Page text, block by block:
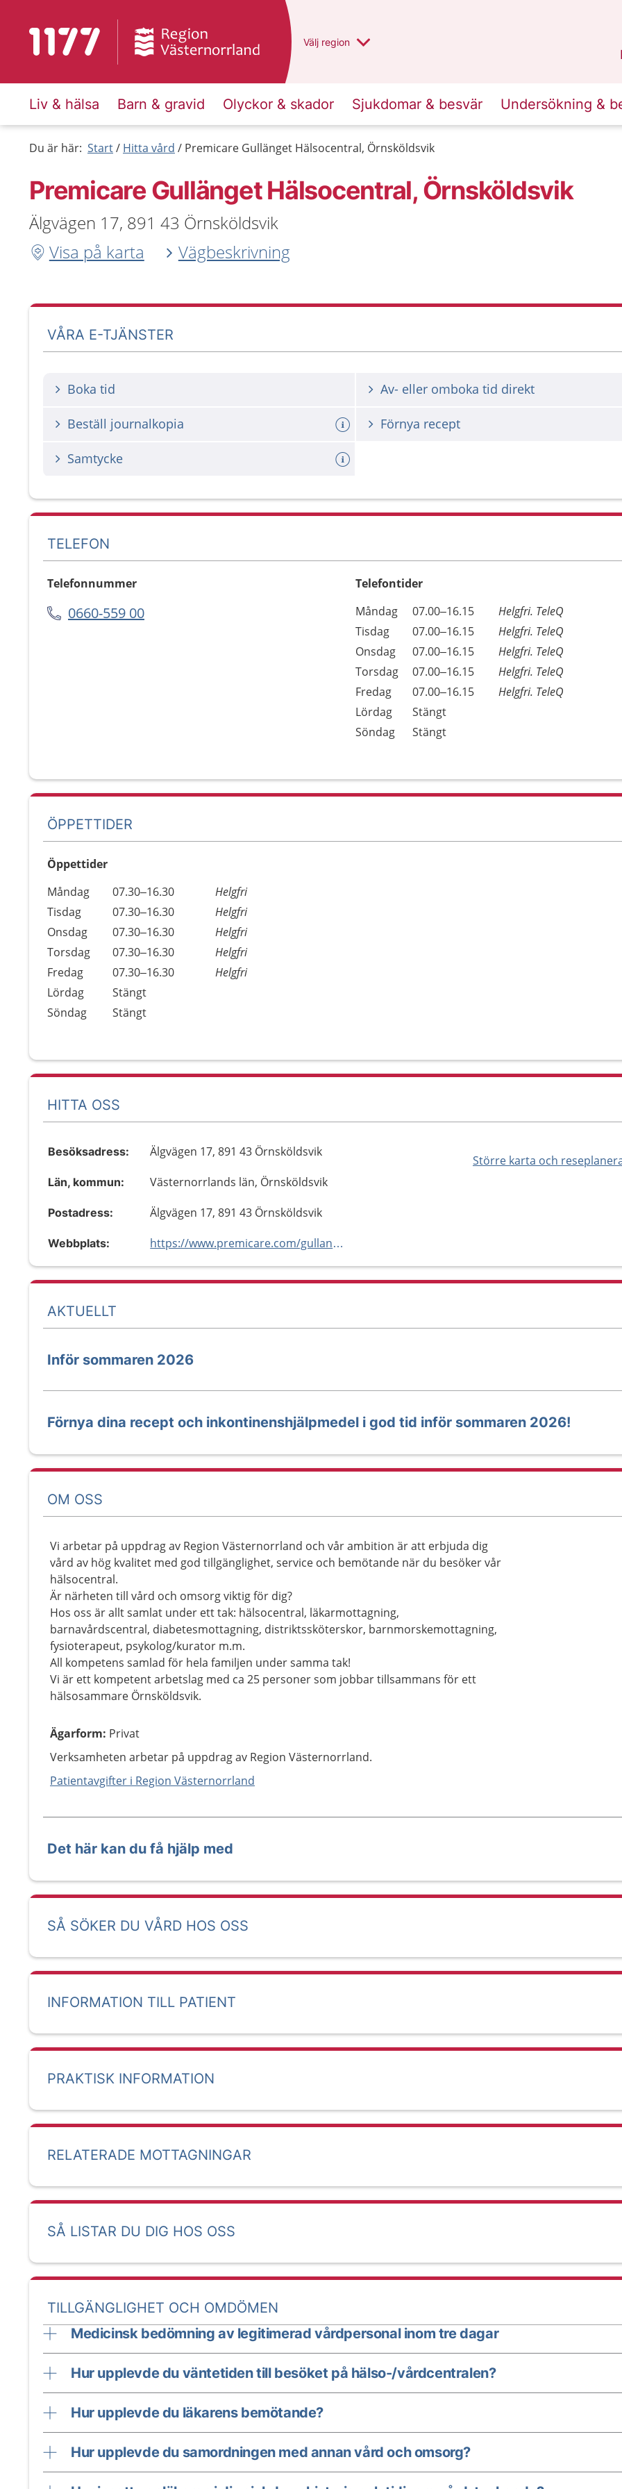
Till startsidan för 1177 Du har valt region
Välj en annan
region
Liv & hälsa Barn & gravid Olyckor & skador Sjukdomar & besvär Undersökning &
Du är här: Start Hitta vård Premicare Gullänget Hälsocentral, Örnsköldsvik
Premicare Gullänget Hälsocentral, Örnsköldsvik
Älgvägen 17, 891 43 Örnsköldsvik
Visa på karta
Vägbeskrivning
VÅRA E-TJÄNSTER
Boka tid Av- eller omboka tid direkt
Beställ journalkopia Förnya recept
Samtycke
TELEFON
Telefonnummer
0660-559 00
Telefontider
Dag
Öppettider
Kommentarer
Måndag 07.00–16.15
Helgfri. TeleQ
Tisdag
07.00–16.15
Helgfri. TeleQ
Onsdag
07.00–16.15
Helgfri. TeleQ
Torsdag
07.00–16.15
Helgfri. TeleQ
Fredag
07.00–16.15
Helgfri. TeleQ
Lördag
Stängt
Söndag
Stängt
ÖPPETTIDER
Öppettider
Dag
Öppettider
Kommentarer
Måndag 07.30–16.30
Helgfri
Tisdag
07.30–16.30
Helgfri
Onsdag
07.30–16.30
Helgfri
Torsdag
07.30–16.30
Helgfri
Fredag
07.30–16.30
Helgfri
Lördag
Stängt
Söndag
Stängt
HITTA OSS
Större karta och
Besöksadress: Älgvägen 17, 891 43 Örnsköldsvik
Län, kommun: Västernorrlands län, Örnsköldsvik
Postadress: Älgvägen 17, 891 43 Örnsköldsvik
Webbplats: https://www.premicare.com/gullanget
AKTUELLT
Inför sommaren 2026
Förnya dina recept och inkontinenshjälpmedel i god tid inför sommaren 2026!
OM OSS
Vi arbetar på uppdrag av Region Västernorrland och vår ambition är att erbjuda dig
vård av hög kvalitet med god tillgänglighet, service och bemötande när du besöker vår
hälsocentral.
Är närheten till vård och omsorg viktig för dig?
Hos oss är allt samlat under ett tak: hälsocentral, läkarmottagning,
barnavårdscentral, diabetesmottagning, distriktssköterskor, barnmorskemottagning,
fysioterapeut, psykolog/kurator m.m.
All kompetens samlad för hela familjen under samma tak!
Vi är ett kompetent arbetslag med ca 25 personer som jobbar tillsammans för ett
hälsosammare Örnsköldsvik.
Ägarform: Privat
Verksamheten arbetar på uppdrag av Region Västernorrland.
Patientavgifter i Region Västernorrland
Det här kan du få hjälp med
SÅ SÖKER DU VÅRD HOS OSS
INFORMATION TILL PATIENT
PRAKTISK INFORMATION
RELATERADE MOTTAGNINGAR
SÅ LISTAR DU DIG HOS OSS
TILLGÄNGLIGHET OCH OMDÖMEN
Medicinsk bedömning av legitimerad vårdpersonal inom tre dagar
Hur upplevde du väntetiden till besöket på hälso-/vårdcentralen?
Hur upplevde du läkarens bemötande?
Hur upplevde du samordningen med annan vård och omsorg?